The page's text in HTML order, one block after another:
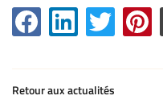
ACCUEIL
GABIONS
Retour aux actualités